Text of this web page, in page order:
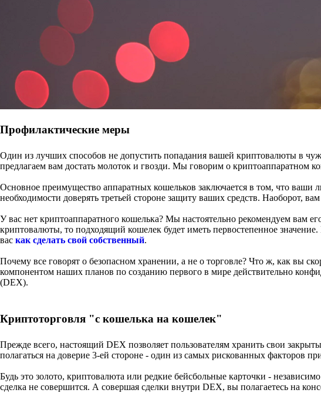
Профилактические меры
Один из лучших способов не допустить попадания вашей криптовалюты в
предлагаем вам достать молоток и гвозди. Мы говорим о криптоаппаратном
Основное преимущество аппаратных кошельков заключается в том, что
необходимости доверять третьей стороне защиту ваших средств. Наоборот,
У вас нет криптоаппаратного кошелька? Мы настоятельно рекомендуем вам
криптовалюты, то подходящий кошелек будет иметь первостепенное
вас как сделать свой собственный.
Почему все говорят о безопасном хранении, а не о торговле? Что ж, как вы
компонентом наших планов по созданию первого в мире действительно
(DEX).
Криптоторговля "с кошелька на кошелек"
Прежде всего, настоящий DEX позволяет пользователям хранить свои
полагаться на доверие 3-ей стороне - один из самых рискованных факторов
Будь это золото, криптовалюта или редкие бейсбольные карточки -
сделка не совершится. А совершая сделки внутри DEX, вы полагаетесь на